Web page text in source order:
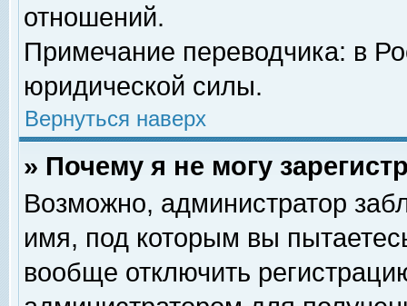
отношений.
Примечание переводчика: в
юридической силы.
Вернуться наверх
» Почему я не могу
Возможно, администратор
имя, под которым вы
вообще отключить